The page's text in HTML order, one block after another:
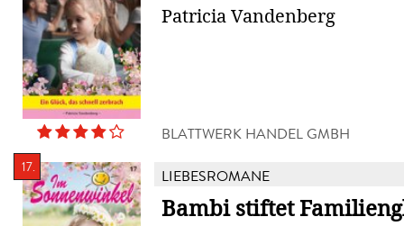
Patricia Vandenberg
BLATTWERK HANDEL GMBH
17. LIEBESROMANE
Bambi stiftet